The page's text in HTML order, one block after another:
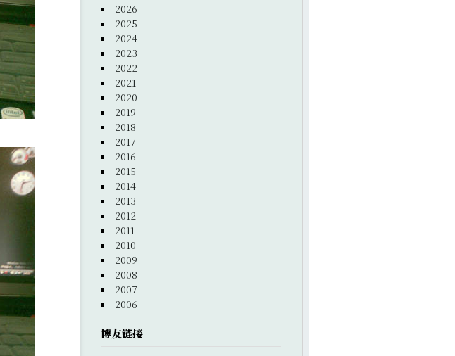
2026
2025
2024
2023
2022
2021
2020
2019
2018
2017
2016
2015
2014
2013
2012
2011
2010
2009
2008
2007
2006
博友链接